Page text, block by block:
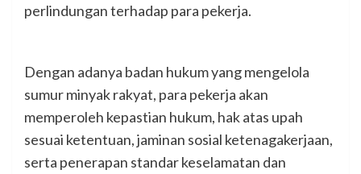
perlindungan terhadap para pekerja.
Dengan adanya badan hukum yang mengelola
sumur minyak rakyat, para pekerja akan
memperoleh kepastian hukum, hak atas upah
sesuai ketentuan, jaminan sosial ketenagakerjaan,
serta penerapan standar keselamatan dan